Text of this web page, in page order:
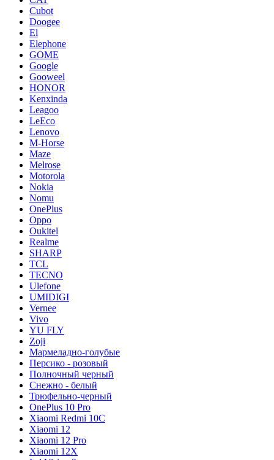
Cubot
Doogee
El
Elephone
GOME
Google
Gooweel
HONOR
Kenxinda
Leagoo
LeEco
Lenovo
M-Horse
Maze
Melrose
Motorola
Nokia
Nomu
OnePlus
Oppo
Oukitel
Realme
SHARP
TCL
TECNO
Ulefone
UMIDIGI
Vernee
Vivo
YU FLY
Zoji
Мармеладно-голубые
Персико - розовый
Полночный черный
Снежно - белый
Трюфельно-черный
OnePlus 10 Pro
Xiaomi Redmi 10C
Xiaomi 12
Xiaomi 12 Pro
Xiaomi 12X